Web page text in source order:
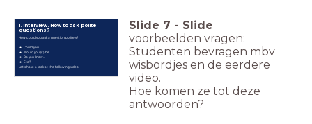
1. Interview. How to ask polite
questions?
How could you ask a question politely?
Could you ...
Would you (it) be ...
Do you know...
Etc?
Let's have a look at the following video
Slide 7 - Slide
voorbeelden vragen:
Studenten bevragen mbv
wisbordjes en de eerdere
video.
Hoe komen ze tot deze
antwoorden?